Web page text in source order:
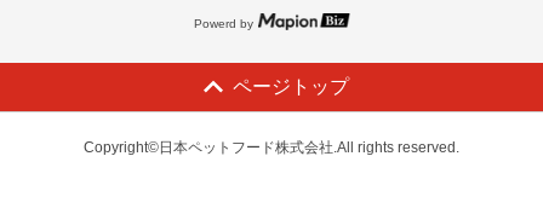
Powerd by
ページトップ
Copyright©日本ペットフード株式会社.All rights reserved.